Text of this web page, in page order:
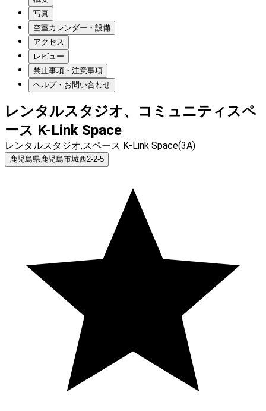
写真
空室カレンダー・設備
アクセス
レビュー
禁止事項・注意事項
ヘルプ・お問い合わせ
レンタルスタジオ、コミュニティスペ
ース K-Link Space
レンタルスタジオ,スペース K-Link Space(3A)
鹿児島県鹿児島市城西2-2-5